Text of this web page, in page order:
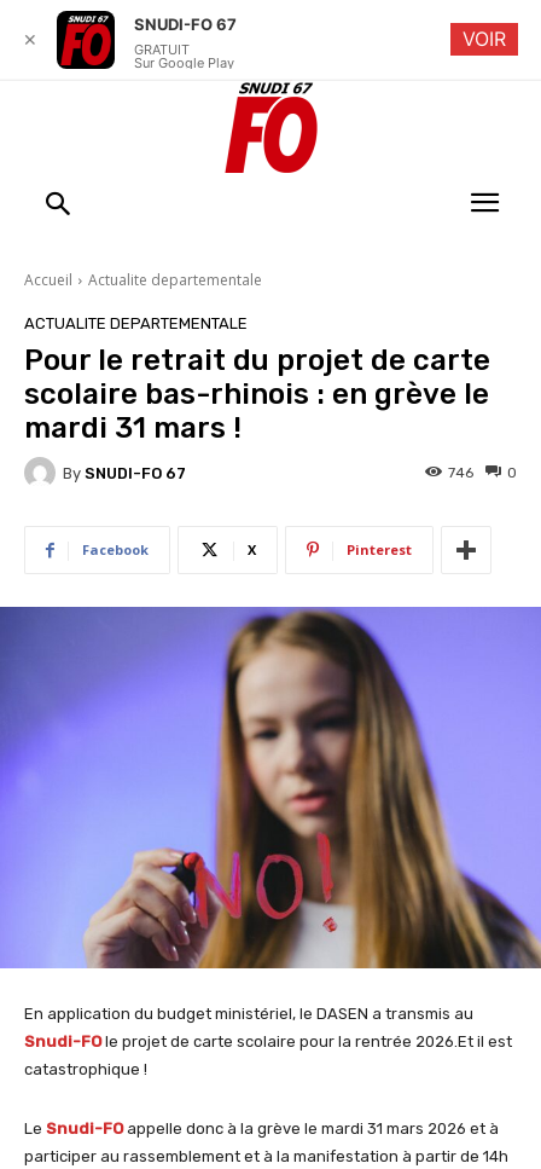
Accueil Actualite departementale
ACTUALITE DEPARTEMENTALE
Pour le retrait du projet de carte
scolaire bas-rhinois : en grève le
mardi 31 mars !
By SNUDI-FO 67 0
746
Facebook X Pinterest
En application du budget ministériel, le DASEN a transmis au
Snudi-FOle projet de carte scolaire pour la rentrée 2026.Et il est
catastrophique !
Le Snudi-FOappelle donc à la grève le mardi 31 mars 2026 et à
participer au rassemblement et à la manifestation à partir de 14h
✕
SNUDI-FO 67
GRATUIT
Sur Google Play
VOIR